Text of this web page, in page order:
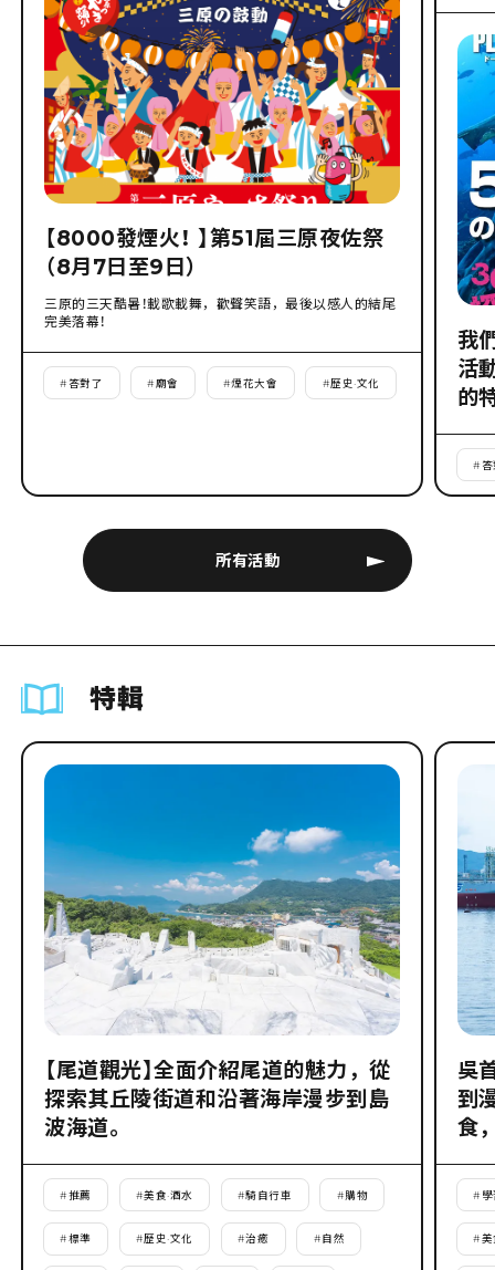
所有活動
【8000發煙火！ 】第51屆三原夜佐祭
（8月7日至9日）
三原的三天酷暑！載歌載舞，歡聲笑語，最後以感人的結尾
完美落幕！
# 答對了 #廟會 #煙花大會 #歷史·文化
我
活
的
#
特輯
【尾道觀光】全面介紹尾道的魅力，從
探索其丘陵街道和沿著海岸漫步到島
波海道。
#推薦 #美食·酒水 #騎自行車 #購物
#標準 #歷史·文化 #治癒 #自然
吳
到
食
# 學
#美